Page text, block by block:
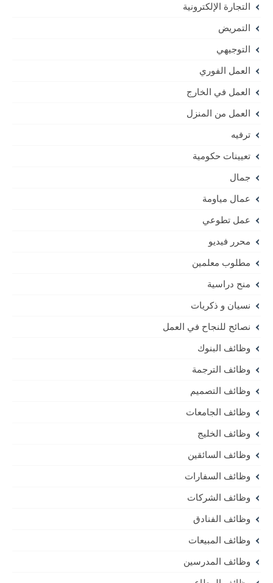
التجارة الإلكترونية
التمريض
التوجيهي
العمل الفوري
العمل في الخارج
العمل من المنزل
ترفيه
تعيينات حكومية
جمال
عمال مياومة
عمل تطوعي
محرر فيديو
مطلوب معلمين
منح دراسية
نسيان و ذكريات
نصائح للنجاح في العمل
وظائف البنوك
وظائف الترجمة
وظائف التصميم
وظائف الجامعات
وظائف الخليج
وظائف السائقين
وظائف السفارات
وظائف الشركات
وظائف الفنادق
وظائف المبيعات
وظائف المدرسين